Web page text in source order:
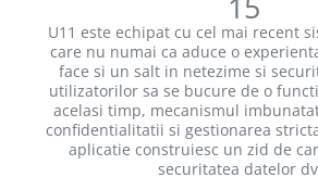
U11 este echipat cu cel mai recent
care nu numai ca aduce o
face si un salt in netezime si
utilizatorilor sa se bucure de o
acelasi timp, mecanismul
confidentialitatii si gestionarea
aplicatie construiesc un zid de
securitatea datelor